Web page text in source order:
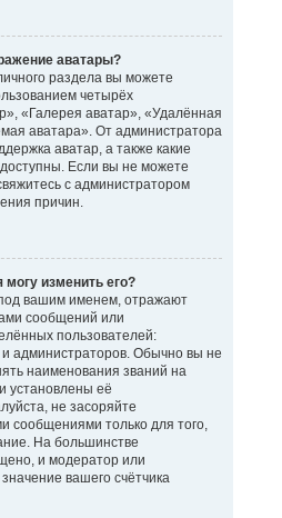
аватары?
раздела вы можете
четырёх
«Галерея аватар», «Удалённая
аватара». От администратора
аватар, а также какие
Если вы не можете
с администратором
причин.
могу изменить его?
вашим именем, отражают
сообщений или
пользователей:
администраторов. Обычно вы не
наименования званий на
установлены её
не засоряйте
сообщениями только для того,
На большинстве
и модератор или
вашего счётчика